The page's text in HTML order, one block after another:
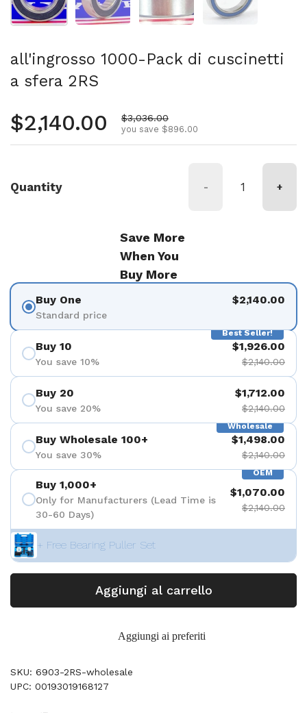
all'ingrosso 1000-Pack di cuscinetti
a sfera 2RS
Regular price
$2,140.00 Sale price
$3,036.00
you save $896.00
Quantity - +
Save More
When You
Buy More
Buy One
Standard price
$2,140.00
Best Seller!
Buy 10
You save 10%
$1,926.00
$2,140.00
Buy 20
You save 20%
$1,712.00
$2,140.00
Wholesale
Buy Wholesale 100+
You save 30%
$1,498.00
$2,140.00
OEM
Buy 1,000+
Only for Manufacturers (Lead Time is
30-60 Days)
$1,070.00
$2,140.00
+ Free Bearing Puller Set
Aggiungi al carrello
Aggiungi ai preferiti
SKU: 6903-2RS-wholesale
UPC: 00193019168127